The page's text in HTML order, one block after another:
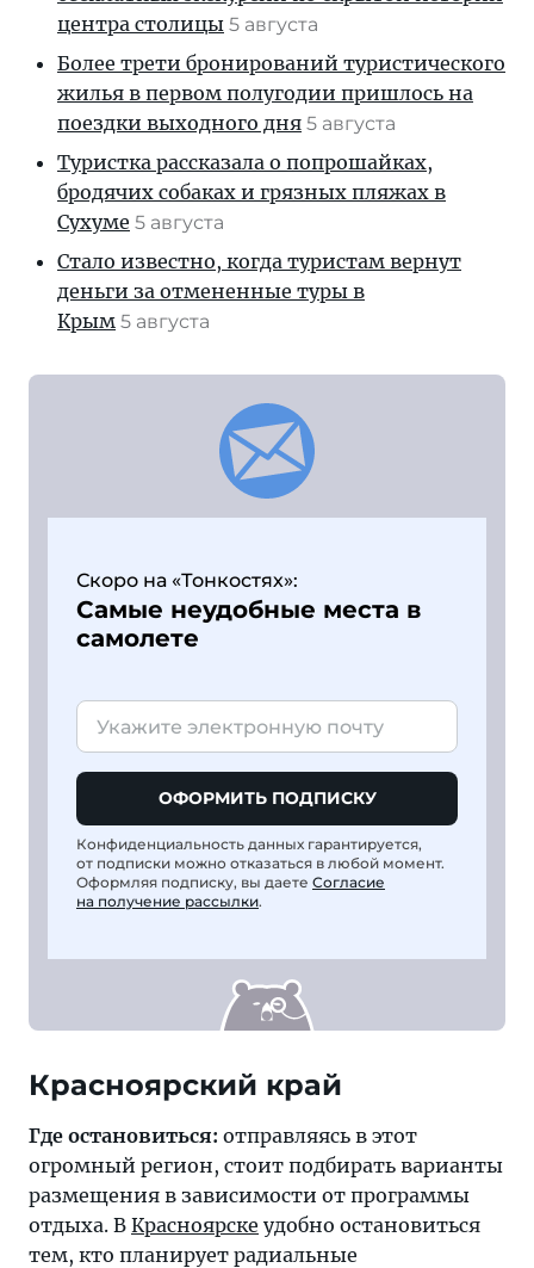
центра столицы 5 августа
Более трети бронирований туристического
жилья в первом полугодии пришлось на
поездки выходного дня 5 августа
Туристка рассказала о попрошайках,
бродячих собаках и грязных пляжах в
Сухуме 5 августа
Стало известно, когда туристам вернут
деньги за отмененные туры в
Крым 5 августа
Скоро на «Тонкостях»:
Самые неудобные места в
самолете
ОФОРМИТЬ ПОДПИСКУ
Конфиденциальность данных гарантируется,
от подписки можно отказаться в любой момент.
Оформляя подписку, вы даете Согласие
на получение рассылки.
Где остановиться: отправляясь в этот
огромный регион, стоит подбирать варианты
размещения в зависимости от программы
отдыха. В Красноярске удобно остановиться
тем, кто планирует радиальные